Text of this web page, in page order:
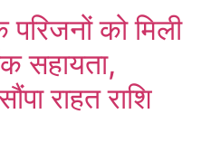
को मिली
सहायता,
राहत राशि